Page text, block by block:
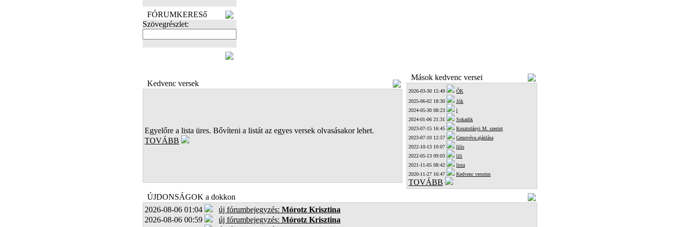
FÓRUMKERESő
Szövegrészlet:
Kedvenc versek
Egyelőre a lista üres. Bővíteni a listát az egyes versek olvasásakor lehet.
TOVÁBB
Mások kedvenc versei
2026-03-30 15:49
ŐK
2025-06-02 18:30
Jók
2024-05-30 08:23
l
2024-01-06 21:31
Sokadik
2023-07-15 16:45
Kosztolányi M. szerint
2023-07-10 12:57
Genovéva ajánlása
2022-10-13 10:07
lilis
2022-05-13 09:03
lili
2021-11-05 08:42
lista
2020-11-27 16:47
Kedvenc verseim
TOVÁBB
ÚJDONSÁGOK a dokkon
2026-08-06 01:04
új fórumbejegyzés: Mórotz Krisztina
2026-08-06 00:59
új fórumbejegyzés: Mórotz Krisztina